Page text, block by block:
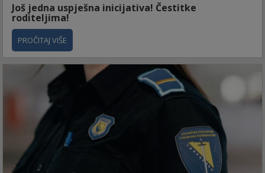
Još jedna uspješna inicijativa! Čestitke
roditeljima!
PROČITAJ VIŠE